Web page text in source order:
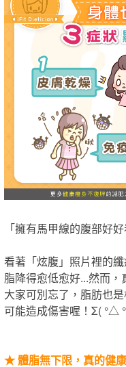
「​擁有馬甲線的腹部好
看著「炫腹」照片裡的
脂降得愈低愈好​...​然而​​，​
大家可別忘了，脂肪也
可能造成傷害​喔​！Σ( °△
★體脂無下限，真的健